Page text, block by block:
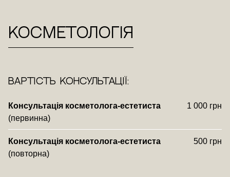
Косметологія
ВАРТІСТЬ КОНСУЛЬТАЦІЇ:
Консультація косметолога-естетиста
(первинна)
1 000 грн
Консультація косметолога-естетиста
(повторна)
500 грн